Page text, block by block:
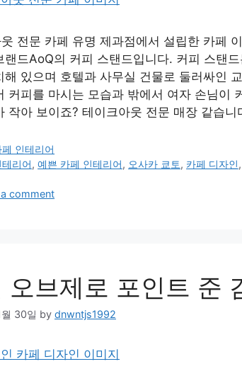
전문 카페 유명 제과점에서 설립한 카페
랜드AoQ의 커피 스탠드입니다. 커피 스탠
해 있으며 호텔과 사무실 건물로 둘러싸인
커피를 마시는 모습과 밖에서 여자 손님이
작아 보이죠? 테이크아웃 전문 매장 같습
인테리어
리어,예쁜 카페 인테리어, 오사카 쿄토, 카페 디자인,
comment
오브제로 포인트 준
30일 by dnwntjs1992